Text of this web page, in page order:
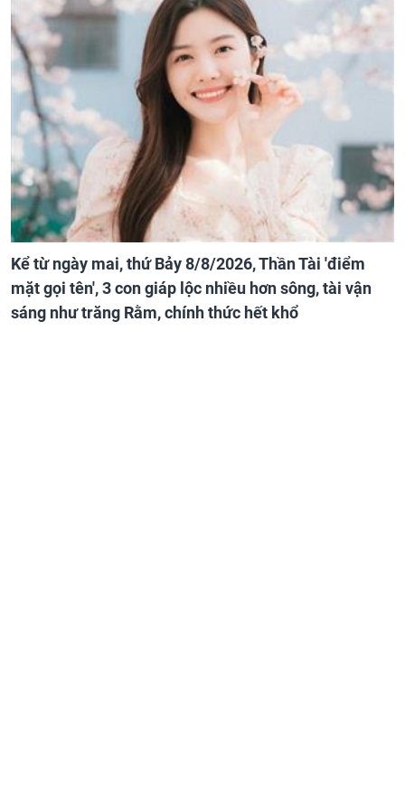
Kể từ ngày mai, thứ Bảy 8/8/2026, Thần Tài 'điểm
mặt gọi tên', 3 con giáp lộc nhiều hơn sông, tài vận
sáng như trăng Rằm, chính thức hết khổ